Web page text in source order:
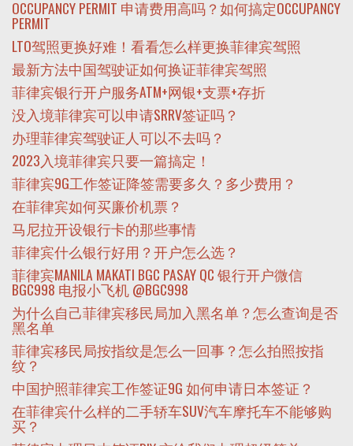
OCCUPANCY PERMIT 申请费用高吗？如何搞定OCCUPANCY
PERMIT
LTO驾照更换好难！看看怎么样更换菲律宾驾照
最新方法中国驾驶证如何换证菲律宾驾照
菲律宾银行开户服务ATM+网银+支票+存折
没入境菲律宾可以申请SRRV签证吗？
办理菲律宾驾驶证人可以不去吗？
2023入境菲律宾只要一篇搞定！
菲律宾9G工作签证降签需要多久？多少费用？
在菲律宾如何买廉价机票？
马尼拉开设银行卡的那些事情
菲律宾什么银行好用？开户怎么选？
菲律宾MANILA MAKATI BGC PASAY QC 银行开户微信
BGC998 电报小飞机 @BGC998
为什么自己菲律宾移民局加入黑名单？怎么查询是否
黑名单
菲律宾移民局按指纹是怎么一回事？怎么拍照按指
纹？
中国护照菲律宾工作签证9G 如何申请日本签证？
在菲律宾什么样的二手轿车SUV汽车摩托车不能够购
买？